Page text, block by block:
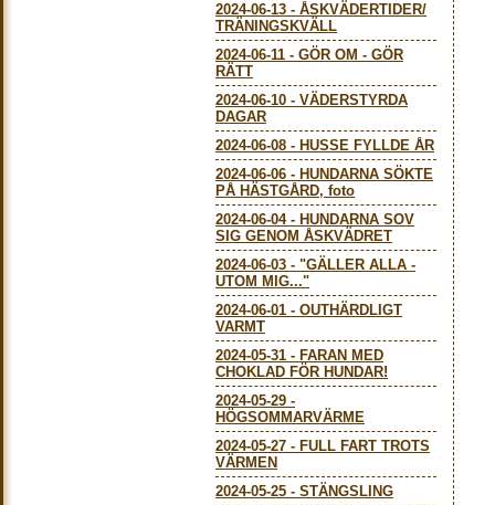
2024-06-13 - ÅSKVÄDERTIDER/
TRÄNINGSKVÄLL
2024-06-11 - GÖR OM - GÖR
RÄTT
2024-06-10 - VÄDERSTYRDA
DAGAR
2024-06-08 - HUSSE FYLLDE ÅR
2024-06-06 - HUNDARNA SÖKTE
PÅ HÄSTGÅRD, foto
2024-06-04- HUNDARNA SOV
SIG GENOM ÅSKVÄDRET
2024-06-03 - "GÄLLER ALLA -
UTOM MIG..."
2024-06-01 - OUTHÄRDLIGT
VARMT
2024-05-31 - FARAN MED
CHOKLAD FÖR HUNDAR!
2024-05-29 -
HÖGSOMMARVÄRME
2024-05-27 - FULL FART TROTS
VÄRMEN
2024-05-25 - STÄNGSLING